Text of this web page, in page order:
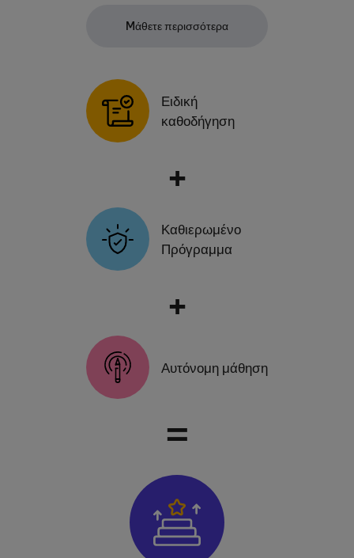
Mάθετε περισσότερα
Ειδική
καθοδήγηση
+
Καθιερωμένο
Πρόγραμμα
+
Αυτόνομη μάθηση
=